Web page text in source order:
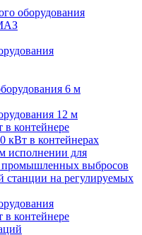
оборудования
6 м
12 м
контейнере
кВт в контейнерах
исполнении для
промышленных выбросов
станции на регулируемых
контейнере